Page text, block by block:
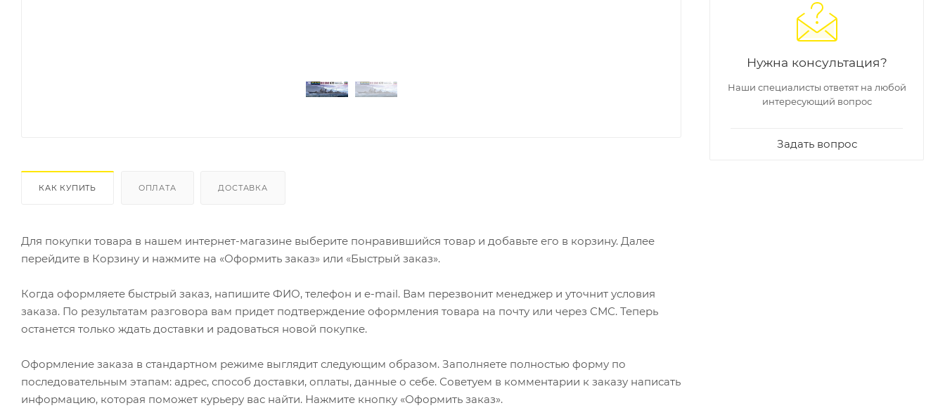
КАК КУПИТЬ ОПЛАТА ДОСТАВКА
Для покупки товара в нашем интернет-магазине выберите понравившийся товар и добавьте его в корзину. Далее
перейдите в Корзину и нажмите на «Оформить заказ» или «Быстрый заказ».
Когда оформляете быстрый заказ, напишите ФИО, телефон и e-mail. Вам перезвонит менеджер и уточнит условия
заказа. По результатам разговора вам придет подтверждение оформления товара на почту или через СМС. Теперь
останется только ждать доставки и радоваться новой покупке.
Оформление заказа в стандартном режиме выглядит следующим образом. Заполняете полностью форму по
последовательным этапам: адрес, способ доставки, оплаты, данные о себе. Советуем в комментарии к заказу написать
информацию, которая поможет курьеру вас найти. Нажмите кнопку «Оформить заказ».
Нужна консультация?
Наши специалисты ответят на любой
интересующий вопрос
Задать вопрос